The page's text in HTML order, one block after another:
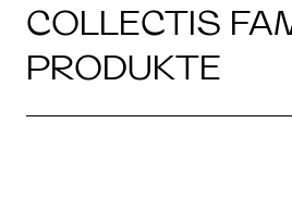
COLLECTIS
PRODUKTE